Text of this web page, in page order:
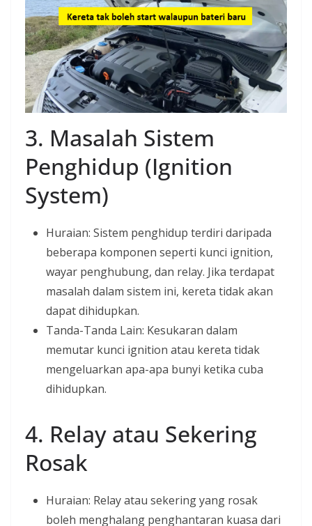
3. Masalah Sistem
Penghidup (Ignition
System)
Huraian: Sistem penghidup terdiri daripada
beberapa komponen seperti kunci ignition,
wayar penghubung, dan relay. Jika terdapat
masalah dalam sistem ini, kereta tidak akan
dapat dihidupkan.
Tanda-Tanda Lain: Kesukaran dalam
memutar kunci ignition atau kereta tidak
mengeluarkan apa-apa bunyi ketika cuba
dihidupkan.
4. Relay atau Sekering
Rosak
Huraian: Relay atau sekering yang rosak
boleh menghalang penghantaran kuasa dari